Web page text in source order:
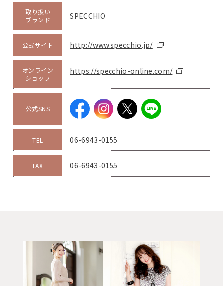
取り扱い
ブランド
SPECCHIO
公式サイト http://www.specchio.jp/
オンライン
ショップ
https://specchio-online.com/
公式SNS
TEL 06-6943-0155
FAX 06-6943-0155